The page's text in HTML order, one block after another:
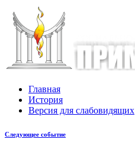
Главная
История
Версия для слабовидящих
Следующее событие